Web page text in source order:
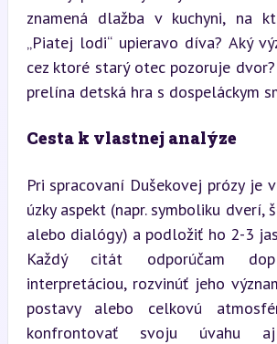
znamená dlažba v kuchyni, na
„Piatej lodi“ upieravo díva? Aký
cez ktoré starý otec pozoruje
prelína detská hra s dospeláckym
Cesta k vlastnej analýze
Pri spracovaní Dušekovej prózy je
úzky aspekt (napr. symboliku dverí,
alebo dialógy) a podložiť ho 2-3
Každý citát odporúčam
interpretáciou, rozvinúť jeho
postavy alebo celkovú
konfrontovať svoju úvahu